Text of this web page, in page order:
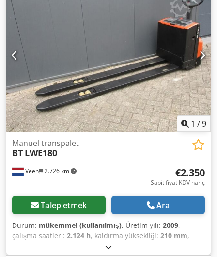
Özellikler: * İLK KALDIRMA sistemi ile donatılmıştır, bu da
özellikle düz olmayan zeminlerde kullanım için idealdir. *
Batarya ile birlikte gelir. * Şarj cihazı bulunmaktadır.
YouTube'daki videoyu izleyin.
1 /9
Veen 2.726 km
Manuel transpalet
BT LWE180
€2.350
Sabit fiyat KDV hariç
Talep etmek Ara
Durum: mükemmel (kullanılmış), Üretim yılı: 2009,
çalışma saatleri: 2.124 h, kaldırma yüksekliği: 210 mm,
, yakıt türü: